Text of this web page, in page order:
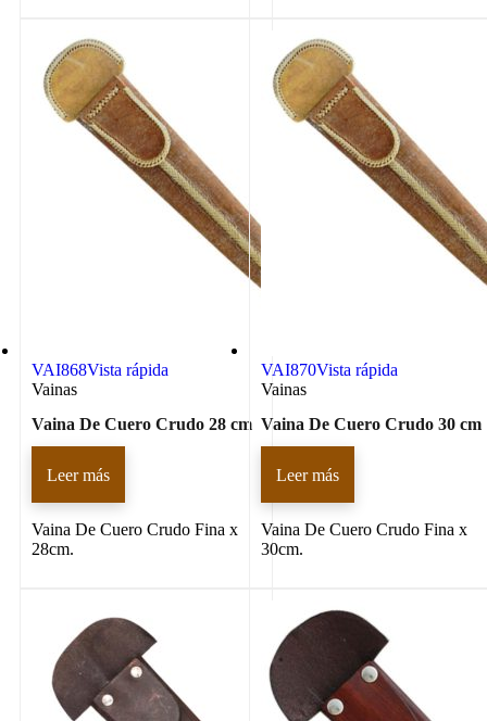
VAI868Vista rápida
Vainas
Vaina De Cuero Crudo 28 cm
Leer más
Vaina De Cuero Crudo Fina x
28cm.
VAI870Vista rápida
Vainas
Vaina De Cuero Crudo 30 cm
Leer más
Vaina De Cuero Crudo Fina x
30cm.